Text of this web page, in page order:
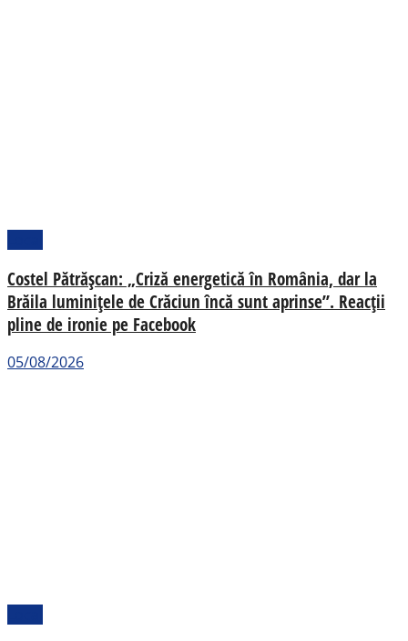
Costel Pătrășcan: „Criză energetică în România, dar la
Brăila luminițele de Crăciun încă sunt aprinse”. Reacții
pline de ironie pe Facebook
05/08/2026